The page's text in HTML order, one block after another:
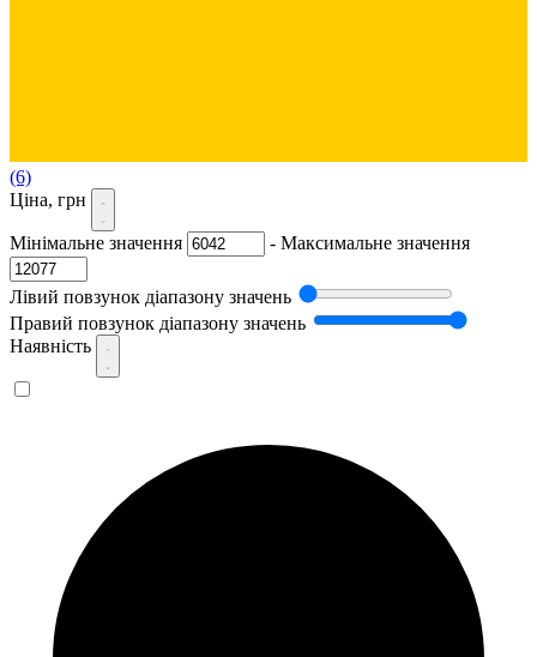
(6)
Ціна, грн
Мінімальне значення - Максимальне значення
Лівий повзунок діапазону значень
Правий повзунок діапазону значень
Наявність